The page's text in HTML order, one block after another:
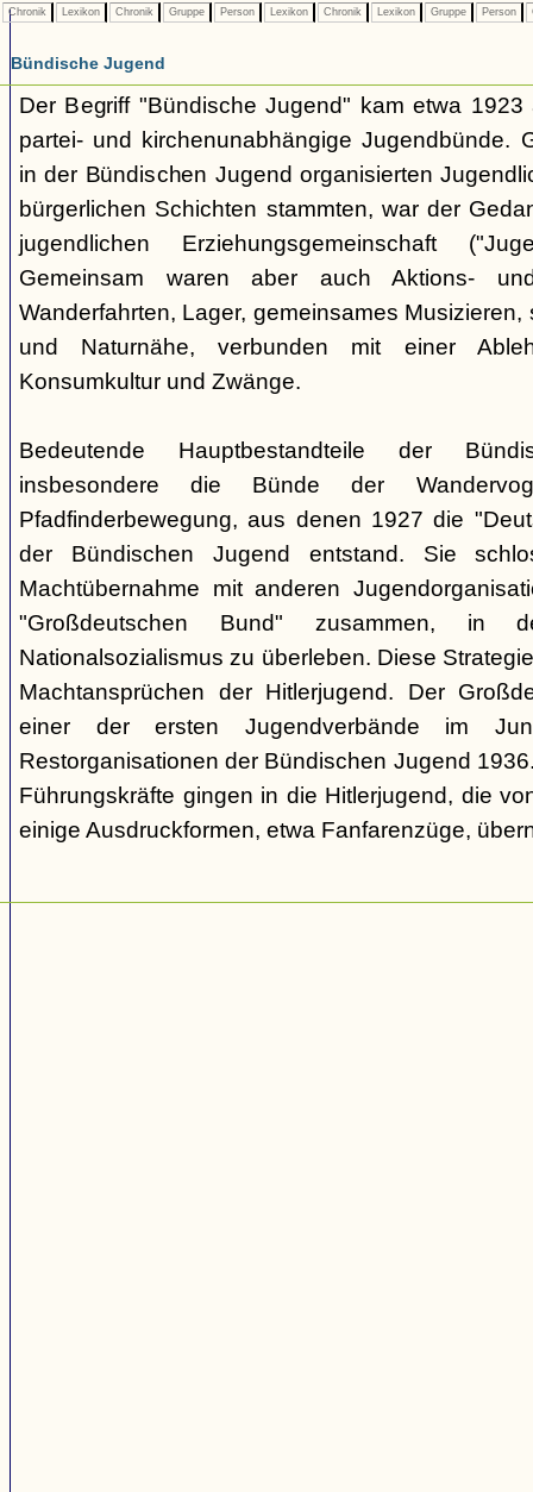
Chronik Lexikon Chronik Gruppe Person Lexikon Chronik Lexikon Gruppe Person
Bündische Jugend
Der Begriff "Bündische Jugend" kam etwa
partei- und kirchenunabhängige Jugendbünde.
in der Bündischen Jugend organisierten
bürgerlichen Schichten stammten, war der
jugendlichen Erziehungsgemeinschaft
Gemeinsam waren aber auch Aktions-
Wanderfahrten, Lager, gemeinsames
und Naturnähe, verbunden mit einer
Konsumkultur und Zwänge.
Bedeutende Hauptbestandteile der
insbesondere die Bünde der
Pfadfinderbewegung, aus denen 1927 die
der Bündischen Jugend entstand. Sie
Machtübernahme mit anderen
"Großdeutschen Bund" zusammen,
Nationalsozialismus zu überleben. Diese
Machtansprüchen der Hitlerjugend. Der
einer der ersten Jugendverbände im
Restorganisationen der Bündischen Jugend
Führungskräfte gingen in die Hitlerjugend, die
einige Ausdruckformen, etwa Fanfarenzüge,